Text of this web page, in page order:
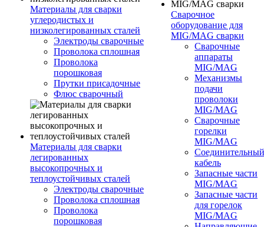
Материалы для сварки
углеродистых и
низколегированных сталей
Электроды сварочные
Проволока сплошная
Проволока
порошковая
Прутки присадочные
Флюс сварочный
Материалы для сварки
легированных
высокопрочных и
теплоустойчивых сталей
Электроды сварочные
Проволока сплошная
Проволока
порошковая
Сварочное
оборудование для
MIG/MAG сварки
Сварочные
аппараты
MIG/MAG
Механизмы
подачи
проволоки
MIG/MAG
Сварочные
горелки
MIG/MAG
Соединительный
кабель
Запасные части
MIG/MAG
Запасные части
для горелок
MIG/MAG